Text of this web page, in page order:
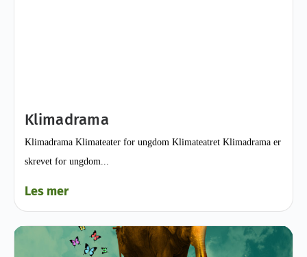
Klimadrama
Klimadrama Klimateater for ungdom Klimateatret Klimadrama er
skrevet for ungdom...
Les mer